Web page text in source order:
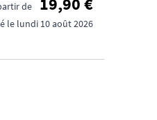
de
le lundi 10 août 2026